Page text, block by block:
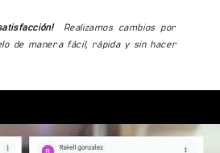
Realizamos cambios por
de manera fácil, rápida y sin hacer